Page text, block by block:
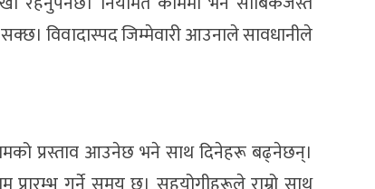
विवादास्पद जिम्मेवारी आउनाले सावधानीले
प्रस्ताव आउनेछ भने साथ दिनेहरू बढ्नेछन्।